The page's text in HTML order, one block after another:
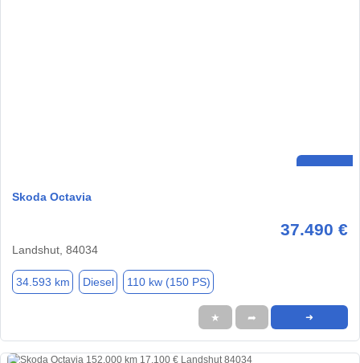
Skoda Octavia
37.490 €
Landshut, 84034
34.593 km Diesel 110 kw (150 PS)
★ ➦ ➜